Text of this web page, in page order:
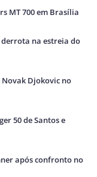
MT 700 em Brasília
na estreia do
Djokovic no
50 de Santos e
após confronto no